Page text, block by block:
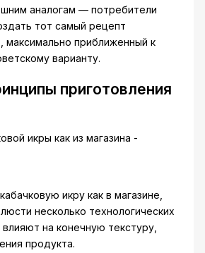
аналогам — потребители
тот самый рецепт
максимально приближенный к
варианту.
приготовления
икру как в магазине,
несколько технологических
на конечную текстуру,
продукта.